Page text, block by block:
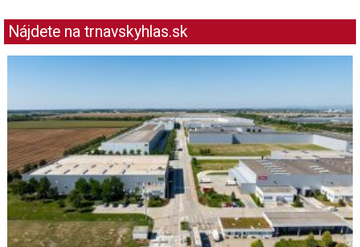
Nájdete na trnavskyhlas.sk